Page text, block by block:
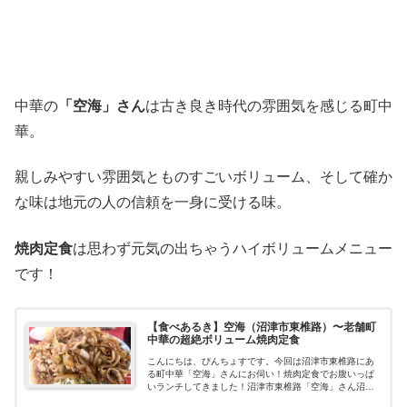
中華の 「空海」さんは古き良き時代の雰囲気を感じる町中
華。
親しみやすい雰囲気とものすごいボリューム、そして確か
な味は地元の人の信頼を一身に受ける味。
焼肉定食は思わず元気の出ちゃうハイボリュームメニュー
です！
【食べあるき】空海（沼津市東椎路）〜老舗町
中華の超絶ボリューム焼肉定食
こんにちは、ぴんちょすです。今回は沼津市東椎路にあ
る町中華「空海」さんにお伺い！焼肉定食でお腹いっぱ
いランチしてきました！沼津市東椎路「空海」さん沼津